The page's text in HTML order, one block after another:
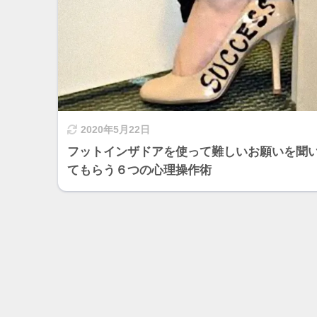
2020年5月22日
フットインザドアを使って難しいお願いを聞
てもらう６つの心理操作術